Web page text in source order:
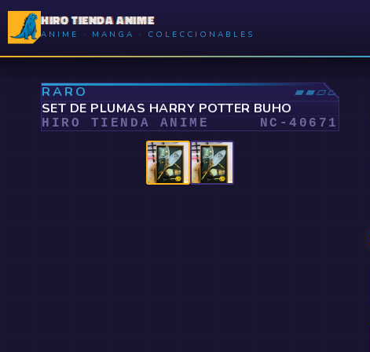
HIRO TIENDA ANIME
ANIME · MANGA · COLECCIONABLES
RARO ▰▰▱▱
⤢
SET DE PLUMAS HARRY POTTER BUHO
HIRO TIENDA ANIME NC-40671